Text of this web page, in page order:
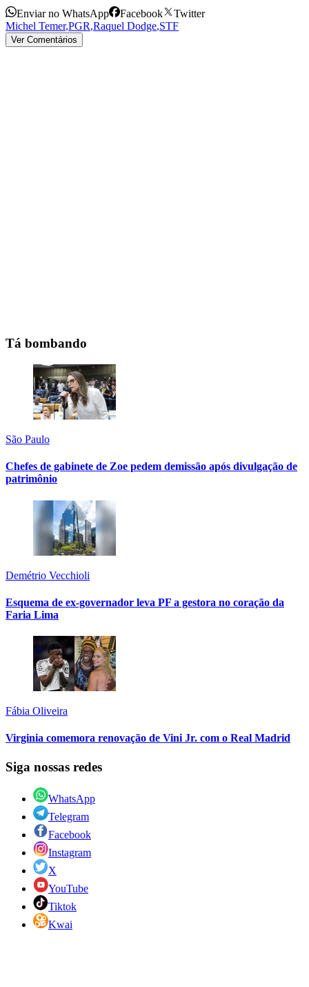
Enviar no WhatsApp Facebook
Twitter
Michel Temer,PGR,Raquel Dodge,STF
Ver Comentários
Tá bombando
São Paulo
Chefes de gabinete de Zoe pedem demissão após divulgação de
patrimônio
Demétrio Vecchioli
Esquema de ex-governador leva PF a gestora no coração da
Faria Lima
Fábia Oliveira
Virginia comemora renovação de Vini Jr. com o Real Madrid
Siga nossas redes
WhatsApp
Telegram
Facebook
Instagram
X
YouTube
Tiktok
Kwai